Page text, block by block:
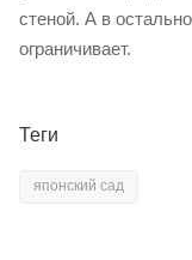
стеной. А в
ограничивает.
Теги
японский сад